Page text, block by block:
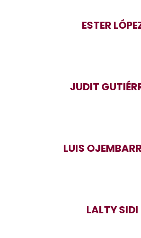
ESTER
JUDIT
LUIS
LALTY SIDI